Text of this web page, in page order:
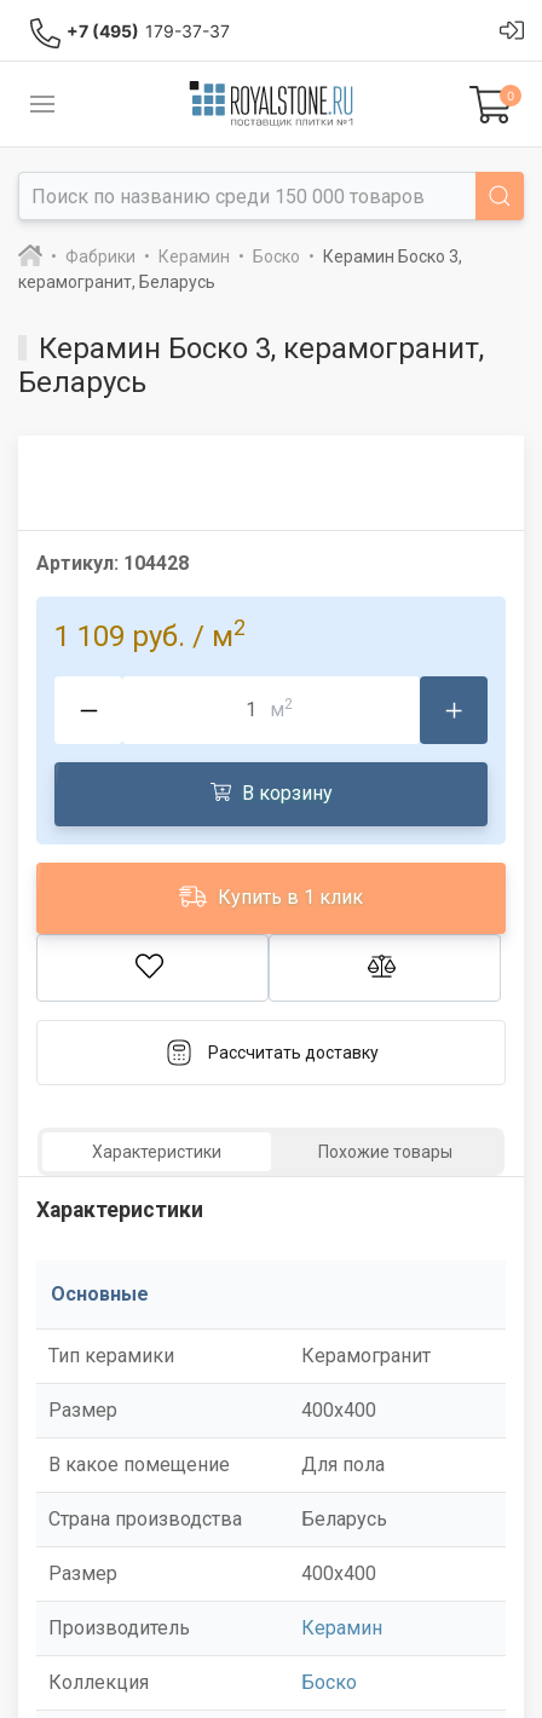
+7 (495) 179-37-37
0
Фабрики Керамин Боско
Керамин Боско 3,
керамогранит, Беларусь
Керамин Боско 3, керамогранит,
Беларусь
Артикул: 104428
1 109 руб. / м2
м2
В корзину
Купить в 1 клик
Рассчитать доставку
Характеристики Похожие товары
Характеристики
Основные
Тип керамики Керамогранит
Размер 400x400
В какое помещение Для пола
Страна производства Беларусь
Размер 400x400
Производитель Керамин
Коллекция Боско